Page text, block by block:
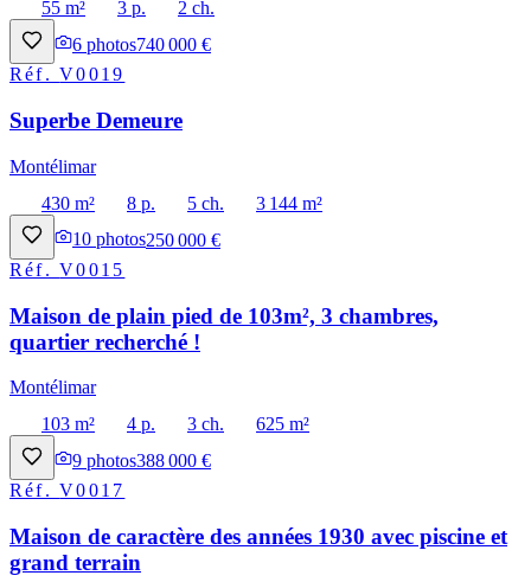
55 m²
3 p.
2 ch.
6 photos740 000 €
Réf.V0019
Superbe Demeure
Montélimar
430 m²
8 p. 5 ch.
3 144 m²
10 photos250 000 €
Réf.V0015
Maison de plain pied de 103m², 3 chambres,
quartier recherché !
Montélimar
103 m²
4 p. 3 ch.
625 m²
9 photos388 000 €
Réf.V0017
Maison de caractère des années 1930 avec piscine et
grand terrain